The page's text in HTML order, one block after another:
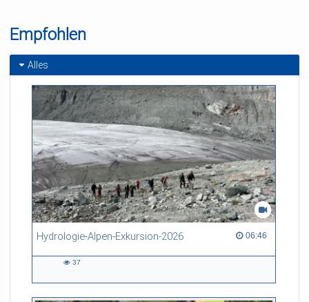
Empfohlen
Alles
Hydrologie-Alpen-Exkursion-2026 06:46
06:46 duration
37